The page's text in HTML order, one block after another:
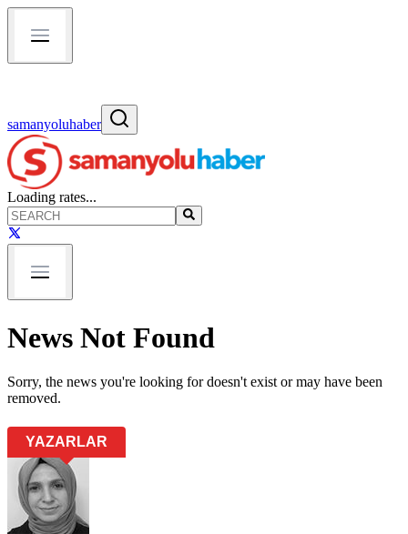
samanyoluhaber
Loading rates...
News Not Found
Sorry, the news you're looking for doesn't exist or may have been
removed.
YAZARLAR